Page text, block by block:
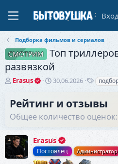
Вход
Подборка фильмов и сериалов
СМОТРИМ
Топ
развязкой
А
о
р
е
м
ы
Erasus
Д
н
ч
а
л
а
30.06.2026
Т
и
Рейтинг и отзывы
Общее количество
Erasus
Постоялец Администратор